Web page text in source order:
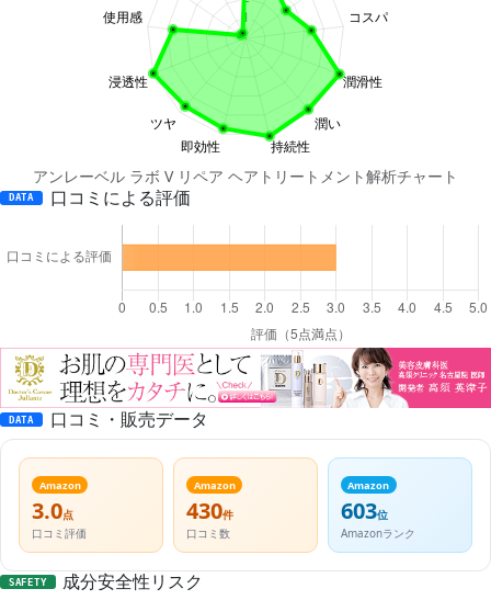
アンレーベル ラボ V リペア ヘアトリートメント解析チャート
DATA 口コミによる評価
DATA 口コミ・販売データ
Amazon
3.0点
口コミ評価
Amazon
430件
口コミ数
Amazon
603位
Amazonランク
SAFETY 成分安全性リスク